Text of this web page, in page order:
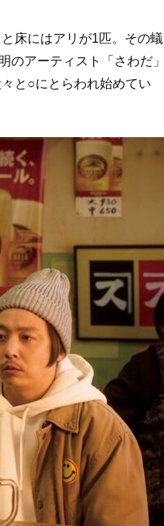
床にはアリが1匹。その蟻
のアーティスト「さわだ」
と○にとらわれ始めてい